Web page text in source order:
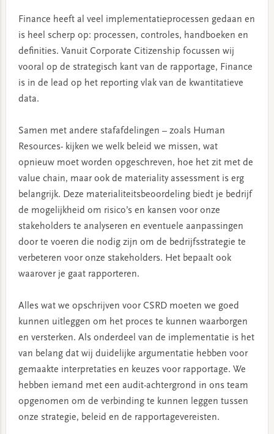
Finance heeft al veel implementatieprocessen gedaan en
is heel scherp op: processen, controles, handboeken en
definities. Vanuit Corporate Citizenship focussen wij
vooral op de strategisch kant van de rapportage, Finance
is in de lead op het reporting vlak van de kwantitatieve
data.
Samen met andere stafafdelingen – zoals Human
Resources- kijken we welk beleid we missen, wat
opnieuw moet worden opgeschreven, hoe het zit met de
value chain, maar ook de materiality assessment is erg
belangrijk. Deze materialiteitsbeoordeling biedt je bedrijf
de mogelijkheid om risico’s en kansen voor onze
stakeholders te analyseren en eventuele aanpassingen
door te voeren die nodig zijn om de bedrijfsstrategie te
verbeteren voor onze stakeholders. Het bepaalt ook
waarover je gaat rapporteren.
Alles wat we opschrijven voor CSRD moeten we goed
kunnen uitleggen om het proces te kunnen waarborgen
en versterken. Als onderdeel van de implementatie is het
van belang dat wij duidelijke argumentatie hebben voor
gemaakte interpretaties en keuzes voor rapportage. We
hebben iemand met een audit-achtergrond in ons team
opgenomen om de verbinding te kunnen leggen tussen
onze strategie, beleid en de rapportagevereisten.